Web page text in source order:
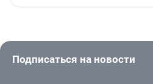
Подписаться на новости